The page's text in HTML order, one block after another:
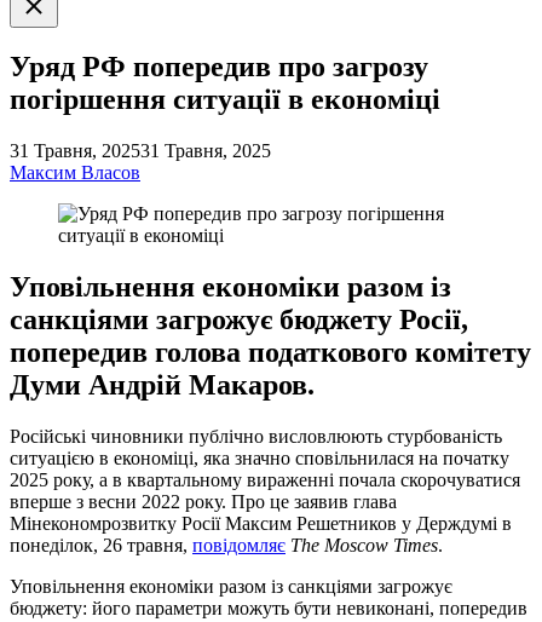
пошук
Уряд РФ попередив про загрозу
погіршення ситуації в економіці
31 Травня, 202531 Травня, 2025
Максим Власов
Уповільнення економіки разом із
санкціями загрожує бюджету Росії,
попередив голова податкового комітету
Думи Андрій Макаров.
Російські чиновники публічно висловлюють стурбованість
ситуацією в економіці, яка значно сповільнилася на початку
2025 року, а в квартальному вираженні почала скорочуватися
вперше з весни 2022 року. Про це заявив глава
Мінекономрозвитку Росії Максим Решетников у Держдумі в
понеділок, 26 травня, повідомляє The Moscow Times.
Уповільнення економіки разом із санкціями загрожує
бюджету: його параметри можуть бути невиконані, попередив